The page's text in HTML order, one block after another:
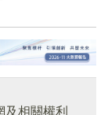
相關權利